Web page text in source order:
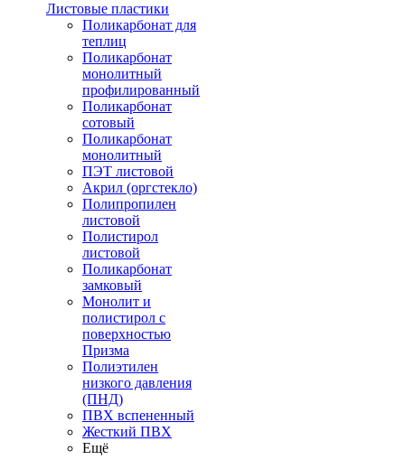
Листовые пластики
Поликарбонат для
теплиц
Поликарбонат
монолитный
профилированный
Поликарбонат
сотовый
Поликарбонат
монолитный
ПЭТ листовой
Акрил (оргстекло)
Полипропилен
листовой
Полистирол
листовой
Поликарбонат
замковый
Монолит и
полистирол с
поверхностью
Призма
Полиэтилен
низкого давления
(ПНД)
ПВХ вспененный
Жесткий ПВХ
Ещё